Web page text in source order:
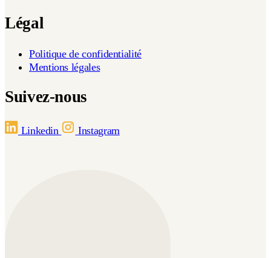
Légal
Politique de confidentialité
Mentions légales
Suivez-nous
Linkedin Instagram